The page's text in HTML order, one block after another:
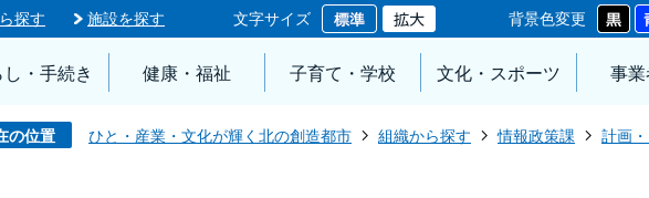
探す 施設を探す 文字サイズ 背景色変更
・手続き 健康・福祉 子育て・学校 文化・スポーツ 事
の位置 ひと・産業・文化が輝く北の創造都市 組織から探す 情報政策課 計画